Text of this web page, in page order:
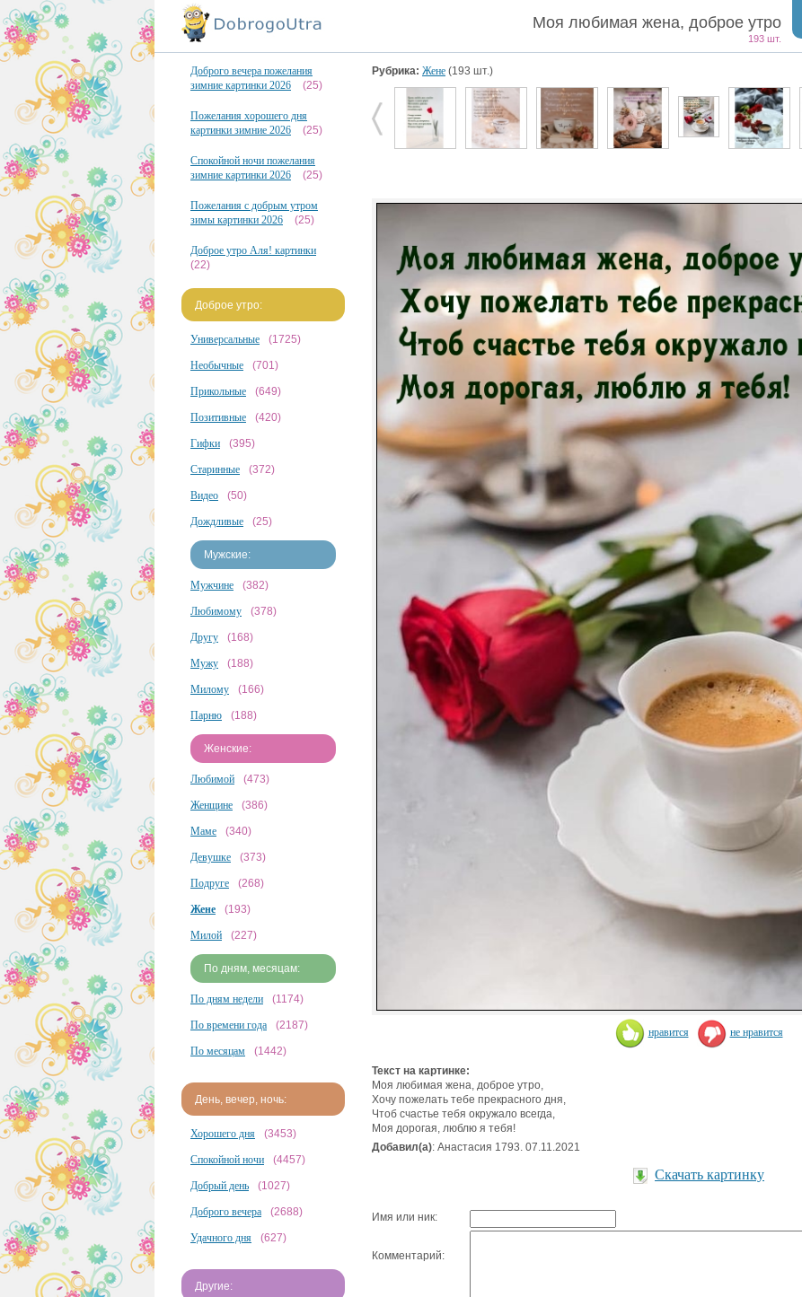
Моя любимая жена, доброе утро
193 шт.
Доброго вечера пожелания
зимние картинки 2026
(25)
Пожелания хорошего дня
картинки зимние 2026
(25)
Спокойной ночи пожелания
зимние картинки 2026
(25)
Пожелания с добрым утром
зимы картинки 2026
(25)
Доброе утро Аля! картинки
(22)
Доброе утро:
Универсальные (1725)
Необычные (701)
Прикольные (649)
Позитивные (420)
Гифки (395)
Старинные (372)
Видео (50)
Дождливые (25)
Мужские:
Мужчине (382)
Любимому (378)
Другу (168)
Мужу (188)
Милому (166)
Парню (188)
Женские:
Любимой (473)
Женщине (386)
Маме (340)
Девушке (373)
Подруге (268)
Жене (193)
Милой (227)
По дням, месяцам:
По дням недели (1174)
По времени года (2187)
По месяцам (1442)
День, вечер, ночь:
Хорошего дня (3453)
Спокойной ночи (4457)
Добрый день (1027)
Доброго вечера (2688)
Удачного дня (627)
Другие:
Рубрика: Жене (193 шт.)
нравится не нравится
Текст на картинке:
Моя любимая жена, доброе утро,
Хочу пожелать тебе прекрасного дня,
Чтоб счастье тебя окружало всегда,
Моя дорогая, люблю я тебя!
Добавил(а): Анастасия 1793. 07.11.2021
Скачать картинку
Имя или ник:
Комментарий: